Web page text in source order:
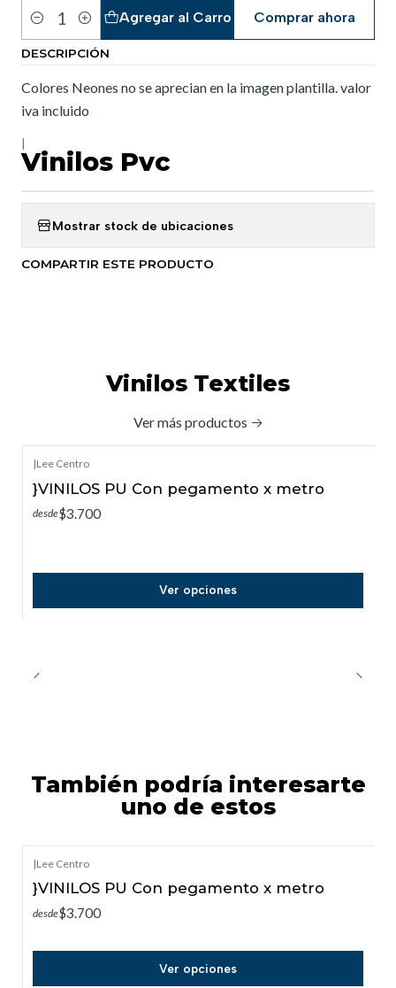
Cantidad
Agregar al Carro Comprar ahora
DESCRIPCIÓN
Colores Neones no se aprecian en la imagen plantilla. valor
iva incluido
Vinilos Pvc
Mostrar stock de ubicaciones
COMPARTIR ESTE PRODUCTO
Vinilos Textiles
Ver más productos
|Lee Centro
}VINILOS PU Con pegamento x metro
desde$3.700
Ver opciones
También podría interesarte
uno de estos
|Lee Centro
}VINILOS PU Con pegamento x metro
desde$3.700
Ver opciones